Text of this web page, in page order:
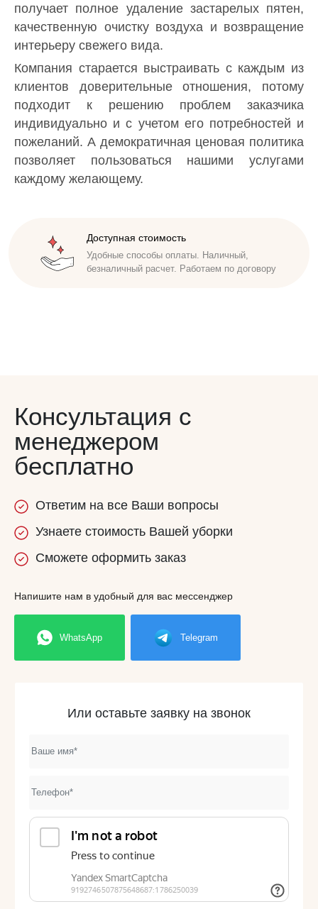
получает полное удаление застарелых пятен,
качественную очистку воздуха и возвращение
интерьеру свежего вида.
Компания старается выстраивать с каждым из
клиентов доверительные отношения, потому
подходит к решению проблем заказчика
индивидуально и с учетом его потребностей и
пожеланий. А демократичная ценовая политика
позволяет пользоваться нашими услугами
каждому желающему.
Доступная стоимость
Удобные способы оплаты. Наличный,
безналичный расчет. Работаем по договору
Безупречная репутация
Исполнители проходят инструктаж,
обучены бережно относиться к имуществу
Консультация с
менеджером
бесплатно
Ответим на все Ваши вопросы
Узнаете стоимость Вашей уборки
Сможете оформить заказ
Напишите нам в удобный для вас мессенджер
WhatsApp Telegram
Или оставьте заявку на звонок